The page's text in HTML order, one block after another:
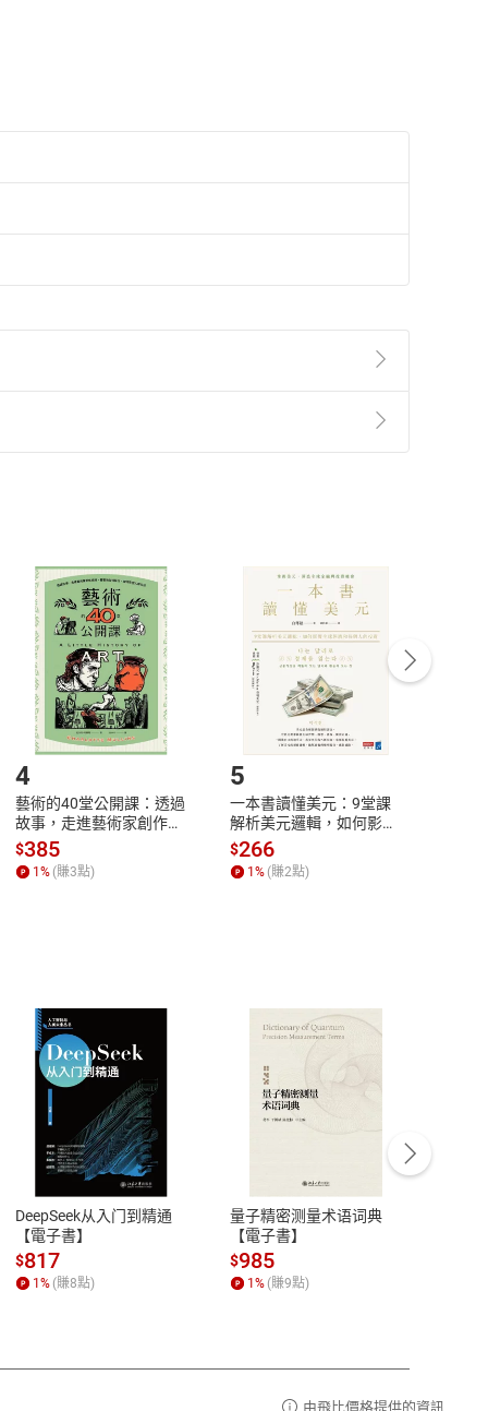
第2條第5款之規定，「非以有形媒介提供之數位
點選「瀏覽訂單明細」 「申請取消訂單/ 退
貨。
付款方式
Payment
完成訂單
Complete
號，下載書籍後看書
性
參
客服資訊
服務時間：週一到週五 10:00-12:00、
13:00-17:00 (國定假日及例假日休息)
客服電話：0080-1857077
4
藝術的40堂公開課：透過
故事，走進藝術家創作現
場，看藝術如何誕生、如
何形塑人類生活【電子
書】
$385
1% (賺3點)
5
一本書讀懂美元：9堂課
解析美元邏輯，如何影響
全球經濟和每個人的投資
【電子書】
$266
1% (賺2點)
DeepSeek从入门到精通
【電子書】
$817
1% (賺8點)
量子精密测量术语词典
【電子書】
$985
1% (賺9點)
由飛比價格提供的資訊